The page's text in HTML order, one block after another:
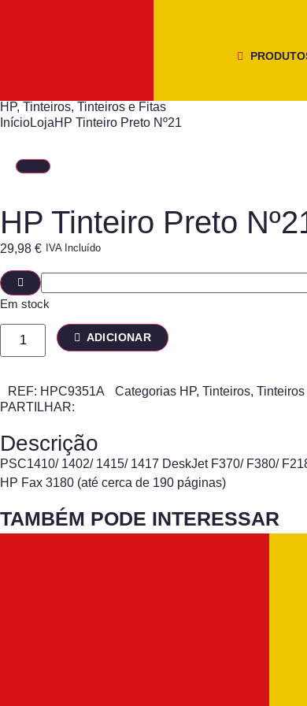
HP, Tinteiros, Tinteiros e Fitas
InícioLojaHP Tinteiro Preto Nº21
HP Tinteiro Preto
29,98 € IVA Incluído
Em stock
ADICIONAR
REF: HPC9351A Categorias HP, Tinteiros,
PARTILHAR:
Descrição
PSC1410/ 1402/ 1415/ 1417 DeskJet F370/ F380/
HP Fax 3180 (até cerca de 190 páginas)
TAMBÉM PODE INTERESSAR